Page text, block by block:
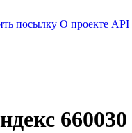
посылку О проекте API
660030